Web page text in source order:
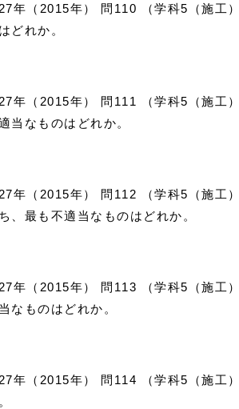
年（2015年） 問110 （学科5（施工
どれか。
年（2015年） 問111 （学科5（施工
当なものはどれか。
年（2015年） 問112 （学科5（施工
、最も不適当なものはどれか。
年（2015年） 問113 （学科5（施工
なものはどれか。
年（2015年） 問114 （学科5（施工